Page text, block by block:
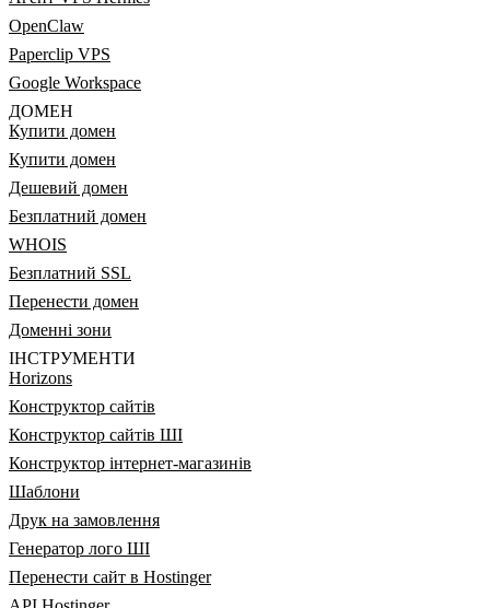
OpenClaw
Paperclip VPS
Google Workspace
ДОМЕН
Купити домен
Купити домен
Дешевий домен
Безплатний домен
WHOIS
Безплатний SSL
Перенести домен
Доменні зони
ІНСТРУМЕНТИ
Horizons
Конструктор сайтів
Конструктор сайтів ШІ
Конструктор інтернет-магазинів
Шаблони
Друк на замовлення
Генератор лого ШІ
Перенести сайт в Hostinger